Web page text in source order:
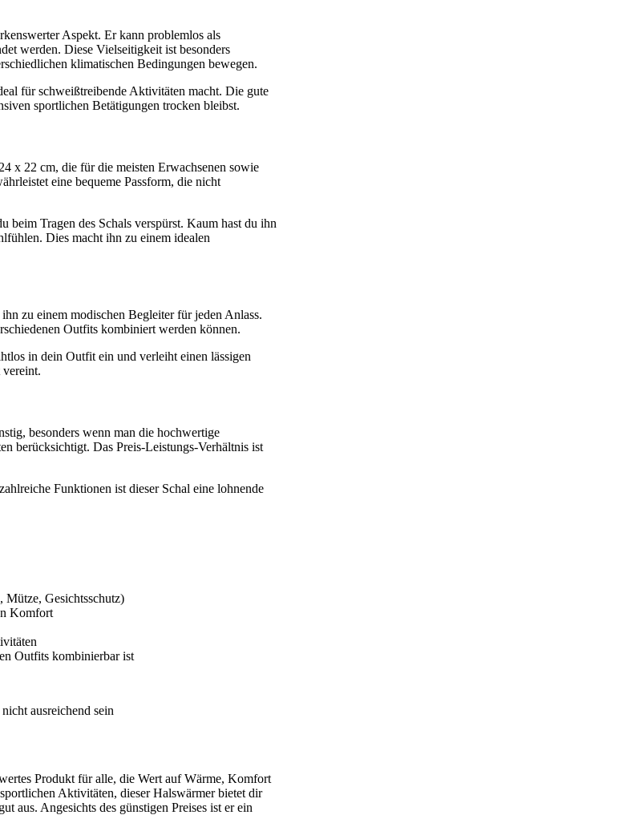
Aspekt. Er kann problemlos als
werden. Diese Vielseitigkeit ist besonders
klimatischen Bedingungen bewegen.
für schweißtreibende Aktivitäten macht. Die gute
sportlichen Betätigungen trocken bleibst.
x 22 cm, die für die meisten Erwachsenen sowie
eine bequeme Passform, die nicht
Tragen des Schals verspürst. Kaum hast du ihn
Dies macht ihn zu einem idealen
zu einem modischen Begleiter für jeden Anlass.
Outfits kombiniert werden können.
in dein Outfit ein und verleiht einen lässigen
besonders wenn man die hochwertige
berücksichtigt. Das Preis-Leistungs-Verhältnis ist
Funktionen ist dieser Schal eine lohnende
Mütze, Gesichtsschutz)
Komfort
Outfits kombinierbar ist
ausreichend sein
Produkt für alle, die Wert auf Wärme, Komfort
Aktivitäten, dieser Halswärmer bietet dir
aus. Angesichts des günstigen Preises ist er ein